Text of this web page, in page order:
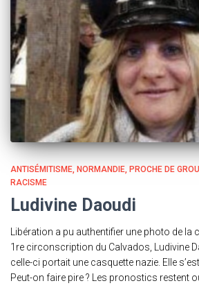
ANTISÉMITISME NORMANDIE PROCHE DE
RACISME
Ludivine Daoudi
Libération a pu authentifier une photo de la
1re circonscription du Calvados, Ludivine
celle-ci portait une casquette nazie. Elle
Peut-on faire pire ? Les pronostics restent